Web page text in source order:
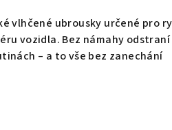
vlhčené ubrousky určené pro
vozidla. Bez námahy odstraní
– a to vše bez zanechání